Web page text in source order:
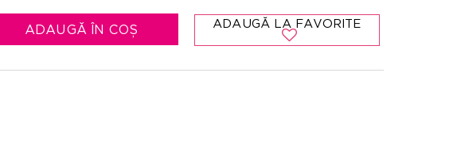
ADAUGĂ ÎN COȘ ADAUGĂ LA FAVORITE